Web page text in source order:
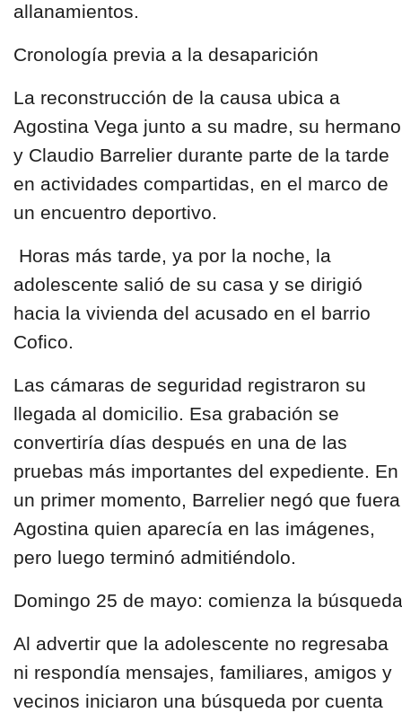
allanamientos.
Cronología previa a la desaparición
La reconstrucción de la causa ubica a
Agostina Vega junto a su madre, su hermano
y Claudio Barrelier durante parte de la tarde
en actividades compartidas, en el marco de
un encuentro deportivo.
Horas más tarde, ya por la noche, la
adolescente salió de su casa y se dirigió
hacia la vivienda del acusado en el barrio
Cofico.
Las cámaras de seguridad registraron su
llegada al domicilio. Esa grabación se
convertiría días después en una de las
pruebas más importantes del expediente. En
un primer momento, Barrelier negó que fuera
Agostina quien aparecía en las imágenes,
pero luego terminó admitiéndolo.
Domingo 25 de mayo: comienza la búsqueda
Al advertir que la adolescente no regresaba
ni respondía mensajes, familiares, amigos y
vecinos iniciaron una búsqueda por cuenta